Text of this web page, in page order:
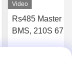
Video
Rs485 Master
BMS, 210S
Management